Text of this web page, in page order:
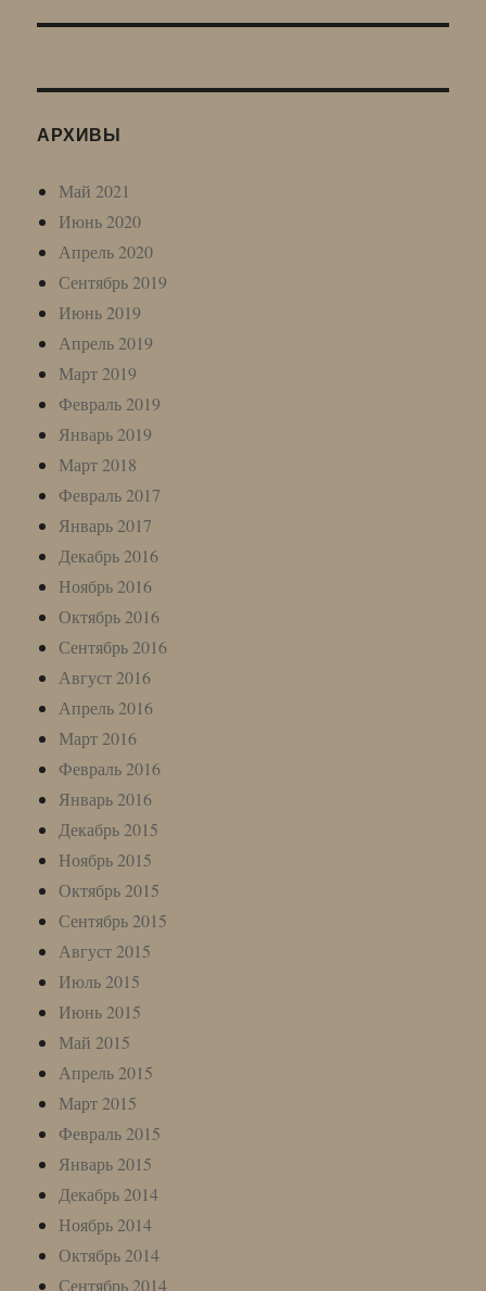
АРХИВЫ
Май 2021
Июнь 2020
Апрель 2020
Сентябрь 2019
Июнь 2019
Апрель 2019
Март 2019
Февраль 2019
Январь 2019
Март 2018
Февраль 2017
Январь 2017
Декабрь 2016
Ноябрь 2016
Октябрь 2016
Сентябрь 2016
Август 2016
Апрель 2016
Март 2016
Февраль 2016
Январь 2016
Декабрь 2015
Ноябрь 2015
Октябрь 2015
Сентябрь 2015
Август 2015
Июль 2015
Июнь 2015
Май 2015
Апрель 2015
Март 2015
Февраль 2015
Январь 2015
Декабрь 2014
Ноябрь 2014
Октябрь 2014
Сентябрь 2014